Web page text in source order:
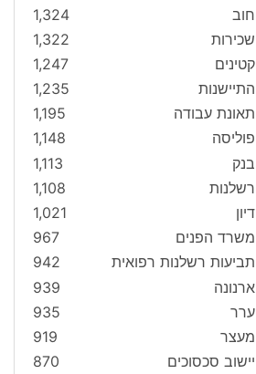
חוב
1,324
שכירות
1,322
קטינים
1,247
התיישנות
1,235
תאונת עבודה
1,195
פוליסה
1,148
בנק
1,113
רשלנות
1,108
דיון
1,021
משרד הפנים
967
תביעות רשלנות רפואית
942
ארנונה
939
ערר
935
מעצר
919
יישוב סכסוכים
870